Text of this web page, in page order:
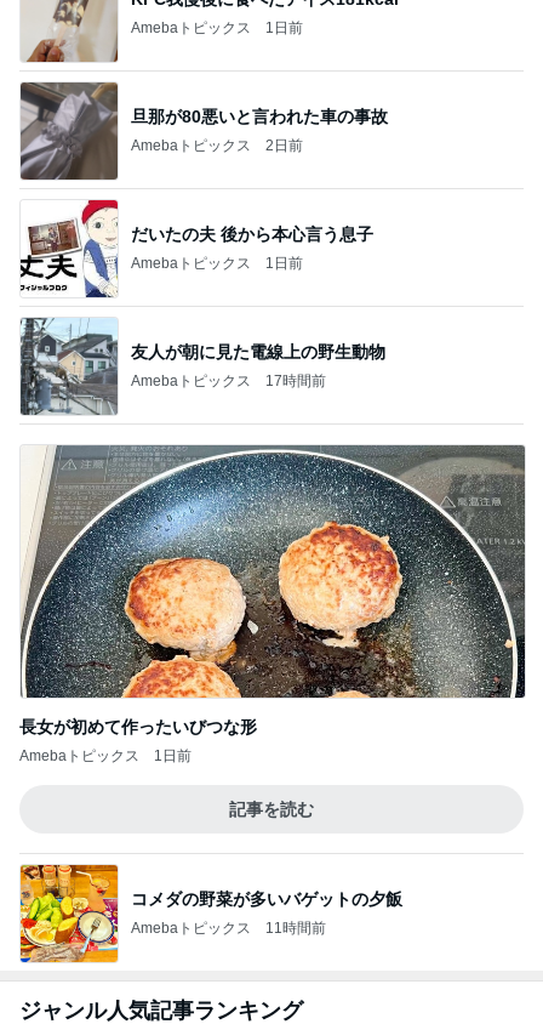
Amebaトピックス 1日前
旦那が80悪いと言われた車の事故
Amebaトピックス 2日前
だいたの夫 後から本心言う息子
Amebaトピックス 1日前
友人が朝に見た電線上の野生動物
Amebaトピックス 17時間前
長女が初めて作ったいびつな形
Amebaトピックス 1日前
記事を読む
コメダの野菜が多いバゲットの夕飯
Amebaトピックス 11時間前
ジャンル人気記事ランキング